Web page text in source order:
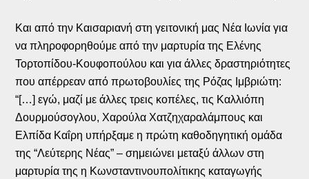
Και από την Καισαριανή στη γειτονική μας Νέα Ιωνία για
να πληροφορηθούμε από την μαρτυρία της Ελένης
Τορτοπίδου-Κουφοπούλου και για άλλες δραστηριότητες
που απέρρεαν από πρωτοβουλίες της Ρόζας Ιμβριώτη:
“[…] εγώ, μαζί με άλλες τρεις κοπέλες, τις Καλλιόπη
Δουρμούσογλου, Χαρούλα Χατζηχαραλάμπους και
Ελπίδα Καΐρη υπήρξαμε η πρώτη καθοδηγητική ομάδα
της “Λεύτερης Νέας” – σημειώνει μεταξύ άλλων στη
μαρτυρία της η Κωνσταντινουπολίτικης καταγωγής